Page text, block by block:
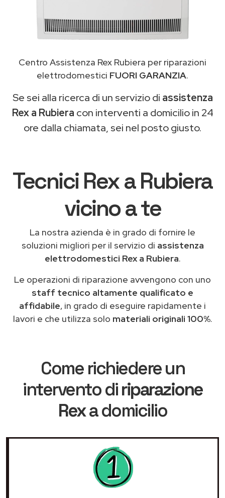
Centro Assistenza Rex Rubiera per riparazioni
elettrodomestici FUORI GARANZIA.
Se sei alla ricerca di un servizio di assistenza
Rex a Rubiera con interventi a domicilio in 24
ore dalla chiamata, sei nel posto giusto.
Tecnici Rex a Rubiera
vicino a te
La nostra azienda è in grado di fornire le
soluzioni migliori per il servizio di assistenza
elettrodomestici Rex a Rubiera.
Le operazioni di riparazione avvengono con uno
staff tecnico altamente qualificato e
affidabile, in grado di eseguire rapidamente i
lavori e che utilizza solo materiali originali 100%.
Come richiedere un
intervento diriparazione
Rexa domicilio